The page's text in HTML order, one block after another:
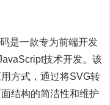
是一款专为前端开发
技术开发。该
方式，通过将SVG转
结构的简洁性和维护